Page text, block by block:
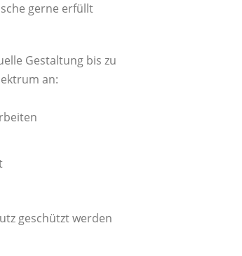
gerne erfüllt
Gestaltung bis zu
an:
geschützt werden